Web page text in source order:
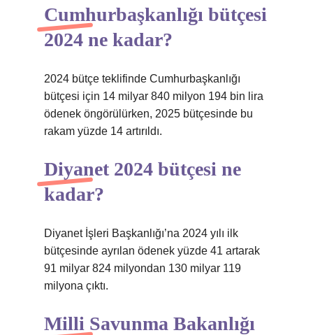
Cumhurbaşkanlığı bütçesi
2024 ne kadar?
2024 bütçe teklifinde Cumhurbaşkanlığı
bütçesi için 14 milyar 840 milyon 194 bin lira
ödenek öngörülürken, 2025 bütçesinde bu
rakam yüzde 14 artırıldı.
Diyanet 2024 bütçesi ne
kadar?
Diyanet İşleri Başkanlığı’na 2024 yılı ilk
bütçesinde ayrılan ödenek yüzde 41 artarak
91 milyar 824 milyondan 130 milyar 119
milyona çıktı.
Milli Savunma Bakanlığı